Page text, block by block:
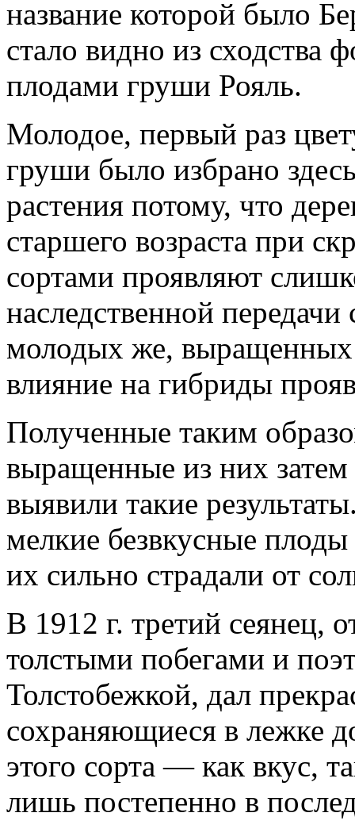
название которой было
стало видно из сходства
плодами груши Рояль.
Молодое, первый раз
груши было избрано
растения потому, что
старшего возраста при
сортами проявляют
наследственной
молодых же, выращенных
влияние на гибриды
Полученные таким
выращенные из них затем
выявили такие
мелкие безвкусные
их сильно страдали от
В 1912 г. третий сеянец,
толстыми побегами и
Толстобежкой, дал
сохраняющиеся в лежке
этого сорта — как вкус,
лишь постепенно в